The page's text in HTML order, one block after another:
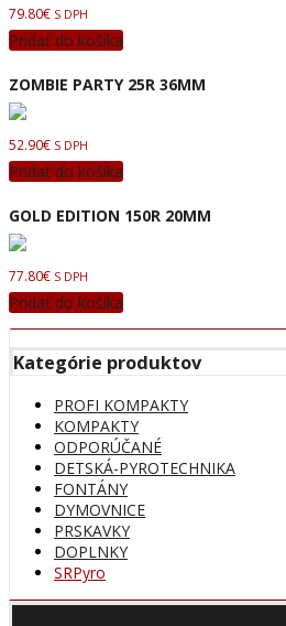
79.80€ S DPH
Pridať do košíka
ZOMBIE PARTY 25R 36MM
52.90€ S DPH
Pridať do košíka
GOLD EDITION 150R 20MM
77.80€ S DPH
Pridať do košíka
Kategórie produktov
PROFI KOMPAKTY
KOMPAKTY
ODPORÚČANÉ
DETSKÁ-PYROTECHNIKA
FONTÁNY
DYMOVNICE
PRSKAVKY
DOPLNKY
SRPyro